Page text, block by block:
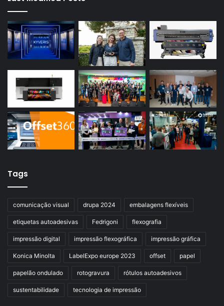
Tags
comunicação visual drupa 2024 embalagens flexíveis
etiquetas autoadesivas Fedrigoni flexografia
impressão digital impressão flexográfica impressão gráfica
Konica Minolta LabelExpo europe 2023 offset papel
papelão ondulado rotogravura rótulos autoadesivos
sustentabilidade tecnologia de impressão